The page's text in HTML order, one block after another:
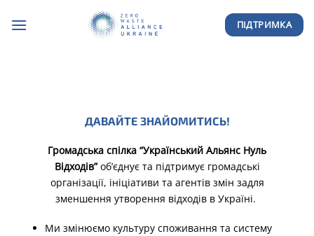
ПІДТРИМКА
ДАВАЙТЕ ЗНАЙОМИТИСЬ!
Громадська спілка “Український Альянс Нуль
Відходів”об’єднує та підтримує громадські
організації, ініціативи та агентів змін задля
зменшення утворення відходів в Україні.
Ми змінюємо культуру споживання та систему